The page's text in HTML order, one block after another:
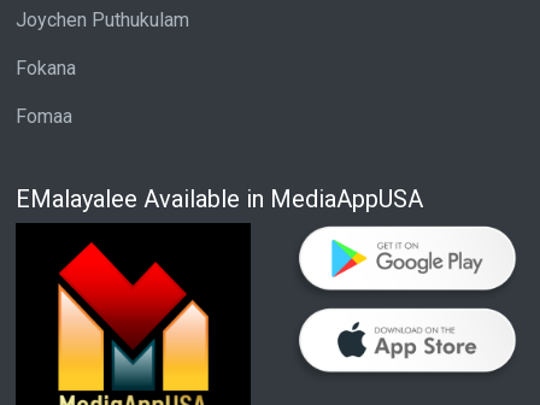
Joychen Puthukulam
Fokana
Fomaa
EMalayalee Available in MediaAppUSA